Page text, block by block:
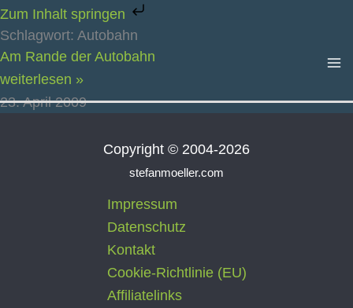
Zum Inhalt springen
Zum
Inhalt
springen
Schlagwort: Autobahn
Am Rande der Autobahn
weiterlesen »
23. April 2009
Copyright © 2004-2026
stefanmoeller.com
Impressum
Datenschutz
Kontakt
Cookie-Richtlinie (EU)
Affiliatelinks